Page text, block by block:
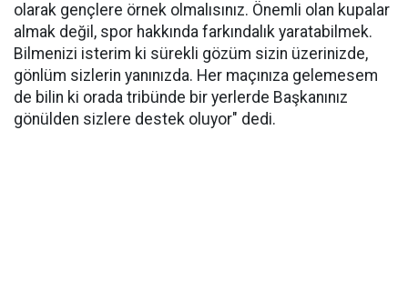
olarak gençlere örnek olmalısınız. Önemli olan kupalar
almak değil, spor hakkında farkındalık yaratabilmek.
Bilmenizi isterim ki sürekli gözüm sizin üzerinizde,
gönlüm sizlerin yanınızda. Her maçınıza gelemesem
de bilin ki orada tribünde bir yerlerde Başkanınız
gönülden sizlere destek oluyor" dedi.